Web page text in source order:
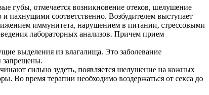
губы, отмечается возникновение отеков, шелушение
пахнущими соответственно. Возбудителем выступает
иммунитета, нарушением в питании, стрессовыми
лабораторных анализов. Причем прием
выделения из влагалища. Это заболевание
запрещены.
сильно зудеть, появляется шелушение на кожных
Во время терапии необходимо воздержаться от секса до